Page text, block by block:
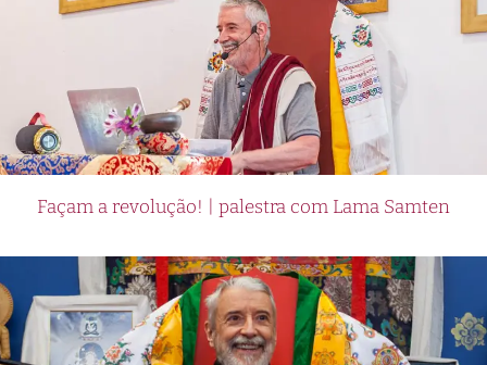
Façam a revolução! | palestra com Lama Samten